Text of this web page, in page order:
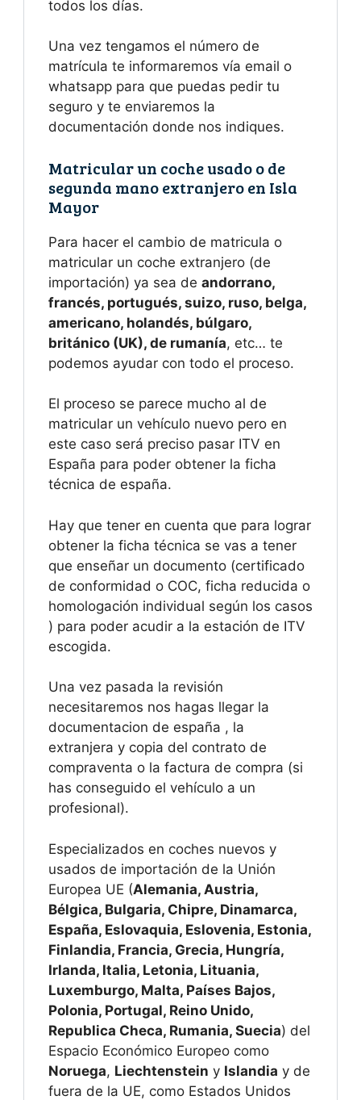
todos los días.
Una vez tengamos el número de
matrícula te informaremos vía email o
whatsapp para que puedas pedir tu
seguro y te enviaremos la
documentación donde nos indiques.
Matricular un coche usado o de
segunda mano extranjero en Isla
Mayor
Para hacer el cambio de matricula o
matricular un coche extranjero (de
importación) ya sea de andorrano,
francés, portugués, suizo, ruso, belga,
americano, holandés, búlgaro,
británico (UK), de rumanía, etc… te
podemos ayudar con todo el proceso.
El proceso se parece mucho al de
matricular un vehículo nuevo pero en
este caso será preciso pasar ITV en
España para poder obtener la ficha
técnica de españa.
Hay que tener en cuenta que para lograr
obtener la ficha técnica se vas a tener
que enseñar un documento (certificado
de conformidad o COC, ficha reducida o
homologación individual según los casos
) para poder acudir a la estación de ITV
escogida.
Una vez pasada la revisión
necesitaremos nos hagas llegar la
documentacion de españa , la
extranjera y copia del contrato de
compraventa o la factura de compra (si
has conseguido el vehículo a un
profesional).
Especializados en coches nuevos y
usados de importación de la Unión
Europea UE (Alemania, Austria,
Bélgica, Bulgaria, Chipre, Dinamarca,
España, Eslovaquia, Eslovenia, Estonia,
Finlandia, Francia, Grecia, Hungría,
Irlanda, Italia, Letonia, Lituania,
Luxemburgo, Malta, Países Bajos,
Polonia, Portugal, Reino Unido,
Republica Checa, Rumania, Suecia) del
Espacio Económico Europeo como
Noruega, Liechtenstein y Islandia y de
fuera de la UE, como Estados Unidos